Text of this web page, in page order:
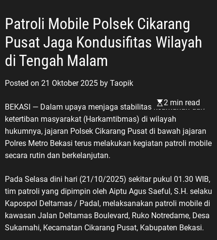
Patroli Mobile Polsek Cikarang
Pusat Jaga Kondusifitas Wilayah
di Tengah Malam
Posted on 21 Oktober 2025 by Taopik
2 min read
BEKASI — Dalam upaya menjaga stabilitas keamanan dan
ketertiban masyarakat (Harkamtibmas) di wilayah
hukumnya, jajaran Polsek Cikarang Pusat di bawah jajaran
Polres Metro Bekasi terus melakukan kegiatan patroli mobile
secara rutin dan berkelanjutan.
Pada Selasa dini hari (21/10/2025) sekitar pukul 01.30 WIB,
tim patroli yang dipimpin oleh Aiptu Agus Saeful, S.H. selaku
Kapospol Deltamas / Padal, melaksanakan patroli mobile di
kawasan Jalan Deltamas Boulevard, Ruko Notredame, Desa
Sukamahi, Kecamatan Cikarang Pusat, Kabupaten Bekasi.